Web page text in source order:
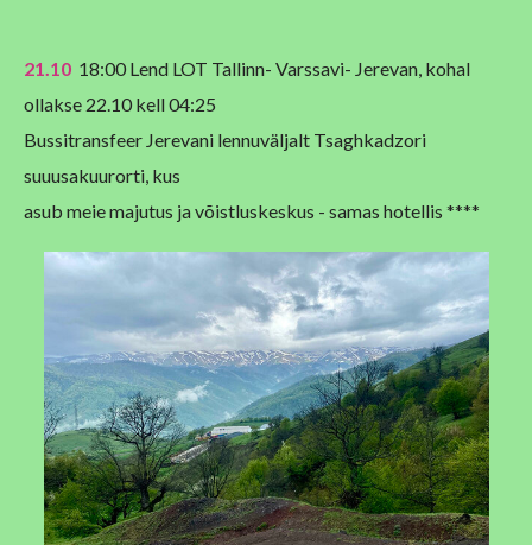
21.10 18:00 Lend LOT Tallinn- Varssavi- Jerevan, kohal
ollakse 22.10 kell 04:25
Bussitransfeer Jerevani lennuväljalt Tsaghkadzori
suuusakuurorti, kus
asub meie majutus ja võistluskeskus - samas hotellis ****